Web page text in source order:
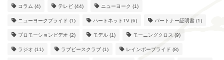
コラム (4) テレビ (44) ニューヨーク (1)
ニューヨークプライド (1) ハートネットTV (6) パートナー証明書 (1)
プロモーションビデオ (2) モデル (1) モーニングクロス (9)
ラジオ (11) ラブピースクラブ (1) レインボープライド (8)